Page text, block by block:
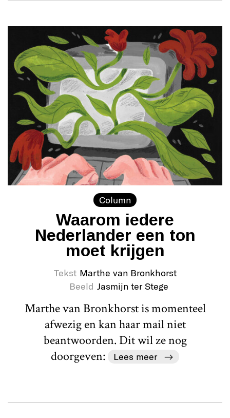
Column
Waarom iedere
Nederlander een ton
moet krijgen
Tekst Marthe van Bronkhorst
Beeld Jasmijn ter Stege
Marthe van Bronkhorst is momenteel
afwezig en kan haar mail niet
beantwoorden. Dit wil ze nog
doorgeven:
Lees meer